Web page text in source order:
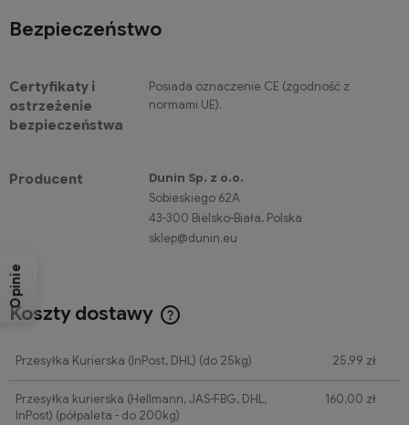
Bezpieczeństwo
Certyfikaty i
ostrzeżenie
bezpieczeństwa
Posiada oznaczenie CE (zgodność z
normami UE).
Producent
Dunin Sp. z o.o.
Sobieskiego 62A
43-300 Bielsko-Biała, Polska
sklep@dunin.eu
Koszty dostawy
Przesyłka Kurierska (InPost, DHL) (do 25kg) 25,99 zł
Przesyłka kurierska (Hellmann, JAS-FBG, DHL,
InPost) (półpaleta - do 200kg)
160,00 zł
Opinie